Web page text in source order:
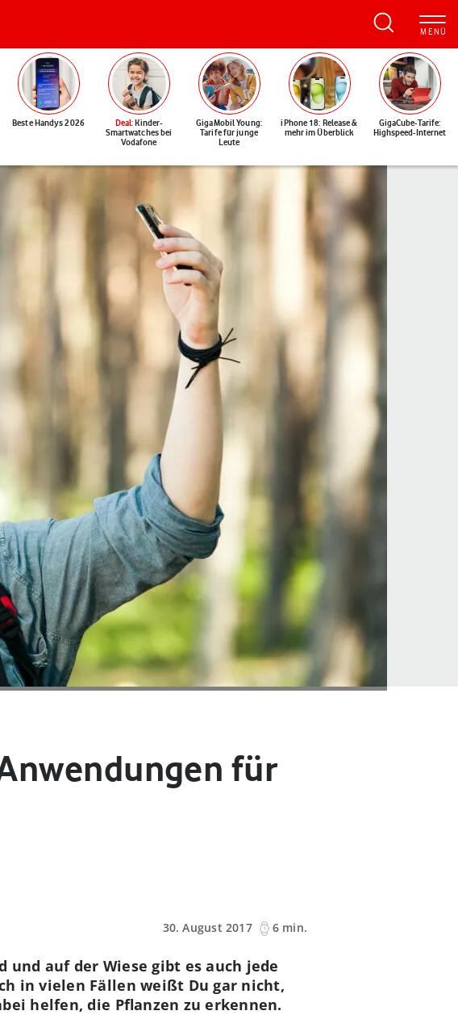
Beste Handys 2026 Deal: Kinder-
Smartwatches bei
Vodafone
GigaMobil Young:
Tarife für junge
Leute
iPhone 18: Release &
mehr im Überblick
GigaCube-Tarife:
Highspeed-Internet
für
30. August 2017
6 min.
auf der Wiese gibt es auch jede
in vielen Fällen weißt Du gar nicht,
helfen, die Pflanzen zu erkennen.